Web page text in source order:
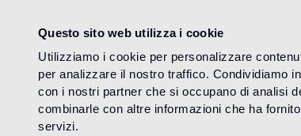
Questo sito web utilizza i cookie
Utilizziamo i cookie per personalizzare
per analizzare il nostro traffico. Condividiamo
con i nostri partner che si occupano di analisi
combinarle con altre informazioni che ha
servizi.
HOME